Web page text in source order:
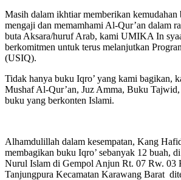
Masih dalam ikhtiar memberikan kemudahan
mengaji dan memamhami Al-Qur’an dalam
buta Aksara/huruf Arab, kami UMIKA In
berkomitmen untuk terus melanjutkan
(USIQ).
Tidak hanya buku Iqro’ yang kami bagikan,
Mushaf Al-Qur’an, Juz Amma, Buku
buku yang berkonten Islami.
Alhamdulillah dalam kesempatan, Kang
membagikan buku Iqro’ sebanyak 12 buah,
Nurul Islam di Gempol Anjun Rt. 07 Rw. 03
Tanjungpura Kecamatan Karawang Barat